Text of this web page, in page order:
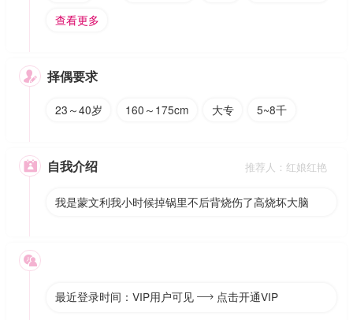
查看更多
 择偶要求
23～40岁 160～175cm 大专 5~8千
 自我介绍 推荐人：红娘红艳
我是蒙文利我小时候掉锅里不后背烧伤了高烧坏大脑

最近登录时间：VIP用户可见  点击开通VIP